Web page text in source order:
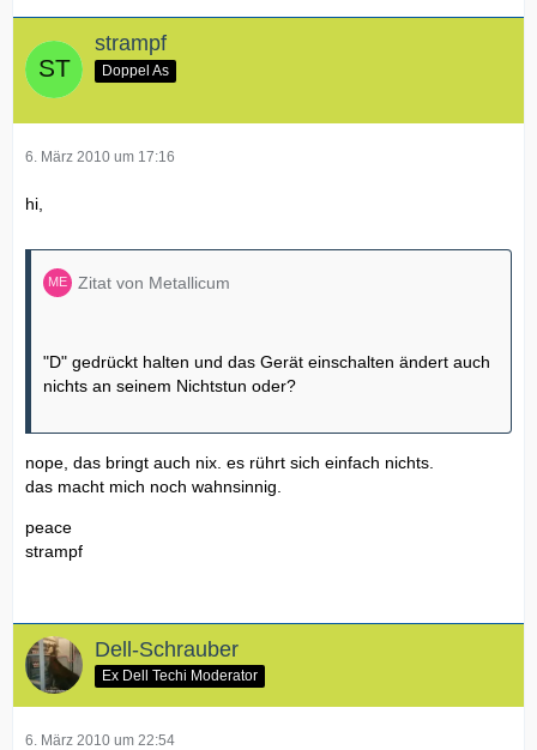
strampf
Doppel As
6. März 2010 um 17:16
hi,
Zitat von Metallicum
"D" gedrückt halten und das Gerät einschalten ändert auch
nichts an seinem Nichtstun oder?
nope, das bringt auch nix. es rührt sich einfach nichts.
das macht mich noch wahnsinnig.
peace
strampf
Dell-Schrauber
Ex Dell Techi Moderator
6. März 2010 um 22:54